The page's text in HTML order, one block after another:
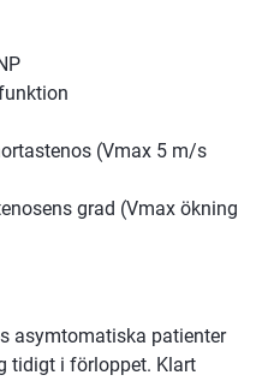
(Vmax 5 m/s
grad (Vmax ökning
asymtomatiska patienter
tidigt i förloppet. Klart